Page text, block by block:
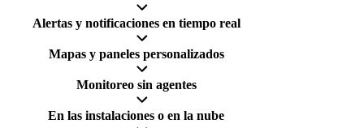
Alertas y notificaciones en tiempo real
Mapas y paneles personalizados
Monitoreo sin agentes
En las instalaciones o en la nube